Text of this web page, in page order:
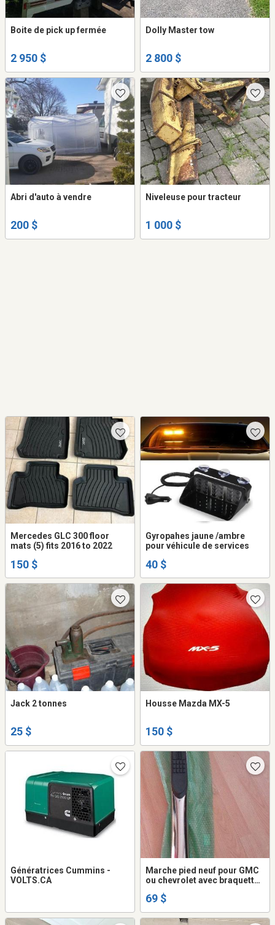
Boite de pick up fermée
2 950 $
Dolly Master tow
2 800 $
Abri d'auto à vendre
200 $
Niveleuse pour tracteur
1 000 $
Mercedes GLC 300 floor
mats (5) fits 2016 to 2022
150 $
Gyropahes jaune /ambre
pour véhicule de services
40 $
Jack 2 tonnes
25 $
Housse Mazda MX-5
150 $
Génératrices Cummins -
VOLTS.CA
Marche pied neuf pour GMC
ou chevrolet avec braquettes
69 $